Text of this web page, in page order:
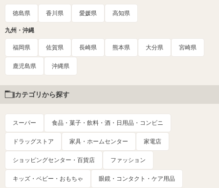
徳島県 香川県 愛媛県 高知県
九州・沖縄
福岡県 佐賀県 長崎県 熊本県 大分県 宮崎県
鹿児島県 沖縄県
カテゴリから探す
スーパー 食品・菓子・飲料・酒・日用品・コンビニ
ドラッグストア 家具・ホームセンター 家電店
ショッピングセンター・百貨店 ファッション
キッズ・ベビー・おもちゃ 眼鏡・コンタクト・ケア用品